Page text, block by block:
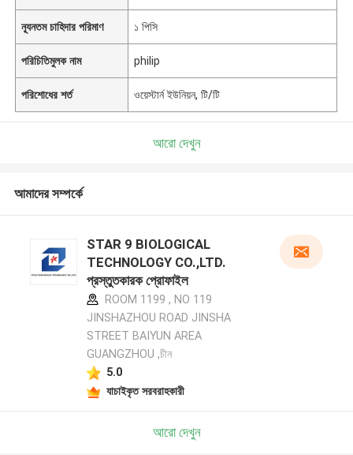
ন্যূনতম চাহিদার পরিমাণ ১ পিসি
পরিচিতিমুলক নাম philip
পরিশোধের শর্ত ওয়েস্টার্ন ইউনিয়ন, টি/টি
আরো দেখুন
আমাদের সম্পর্কে
STAR 9 BIOLOGICAL
TECHNOLOGY CO.,LTD.
প্রস্তুতকারক প্রোফাইল
ROOM 1199 , NO 119
JINSHAZHOU ROAD JINSHA
STREET BAIYUN AREA
GUANGZHOU ,চীন
5.0
যাচাইকৃত সরবরাহকারী
আরো দেখুন